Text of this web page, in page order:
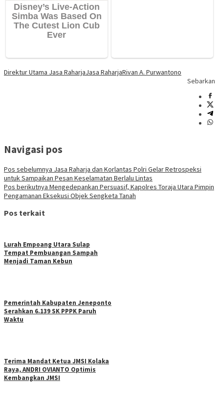
Direktur Utama Jasa RaharjaJasa RaharjaRivan A. Purwantono
Sebarkan
Navigasi pos
Pos sebelumnya Jasa Raharja dan Korlantas Polri Gelar Retrospeksi
untuk Sampaikan Pesan Keselamatan Berlalu Lintas
Pos berikutnya Mengedepankan Persuasif, Kapolres Toraja Utara Pimpin
Pengamanan Eksekusi Objek Sengketa Tanah
Pos terkait
Lurah Empoang Utara Sulap
Tempat Pembuangan Sampah
Menjadi Taman Kebun
Pemerintah Kabupaten Jeneponto
Serahkan 6.139 SK PPPK Paruh
Waktu
Terima Mandat Ketua JMSI Kolaka
Raya, ANDRI OVIANTO Optimis
Kembangkan JMSI